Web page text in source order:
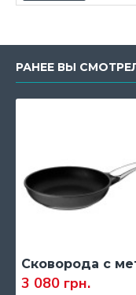
РАНЕЕ ВЫ
3 080 грн.